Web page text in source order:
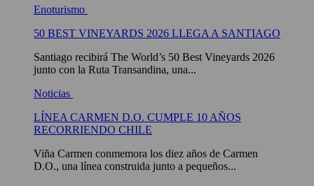
Enoturismo
50 BEST VINEYARDS 2026 LLEGA A SANTIAGO
Santiago recibirá The World’s 50 Best Vineyards 2026
junto con la Ruta Transandina, una...
Noticias
LÍNEA CARMEN D.O. CUMPLE 10 AÑOS
RECORRIENDO CHILE
Viña Carmen conmemora los diez años de Carmen
D.O., una línea construida junto a pequeños...